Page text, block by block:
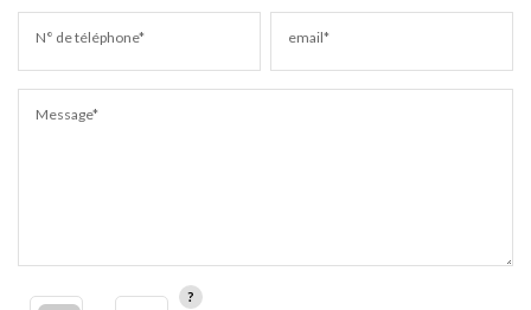
N° de téléphone* email*
Message*